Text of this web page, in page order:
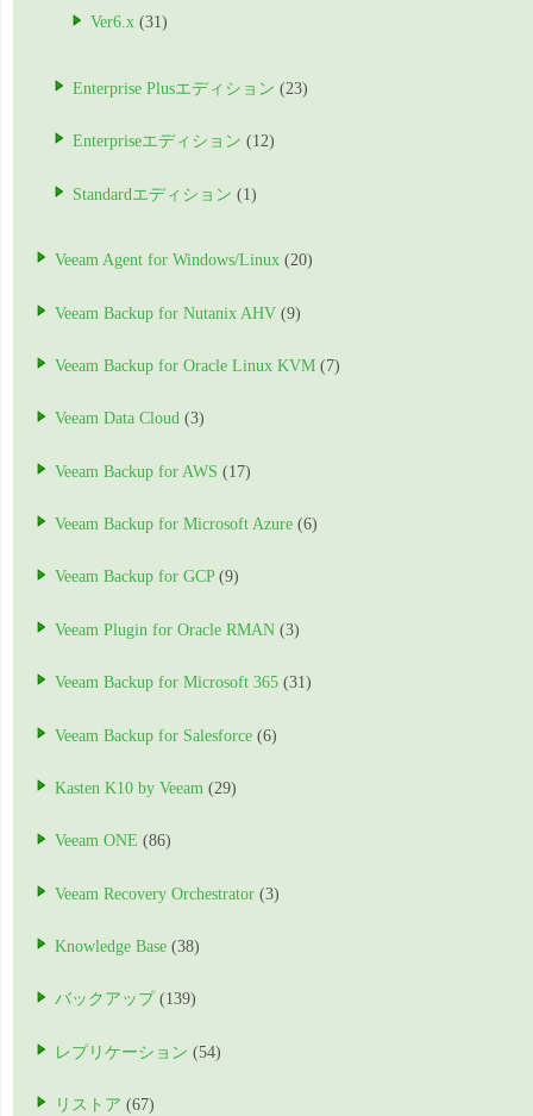
Ver6.x (31)
Enterprise Plusエディション (23)
Enterpriseエディション (12)
Standardエディション (1)
Veeam Agent for Windows/Linux (20)
Veeam Backup for Nutanix AHV (9)
Veeam Backup for Oracle Linux KVM (7)
Veeam Data Cloud (3)
Veeam Backup for AWS (17)
Veeam Backup for Microsoft Azure (6)
Veeam Backup for GCP(9)
Veeam Plugin for Oracle RMAN (3)
Veeam Backup for Microsoft 365 (31)
Veeam Backup for Salesforce (6)
Kasten K10 by Veeam (29)
Veeam ONE (86)
Veeam Recovery Orchestrator (3)
Knowledge Base (38)
バックアップ (139)
レプリケーション (54)
リストア (67)